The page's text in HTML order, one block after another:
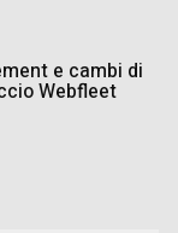
e cambi di
Webfleet